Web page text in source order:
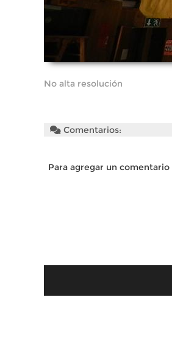
No alta resolución
Comentarios:
Para agregar un comentario